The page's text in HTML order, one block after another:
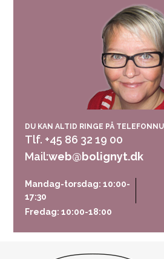
DU KAN ALTID RINGE PÅ
Tlf. +45 86 32 19 00
Mail:web@bolignyt.dk
Mandag-torsdag: 10:00-
17:30
Fredag: 10:00-18:00